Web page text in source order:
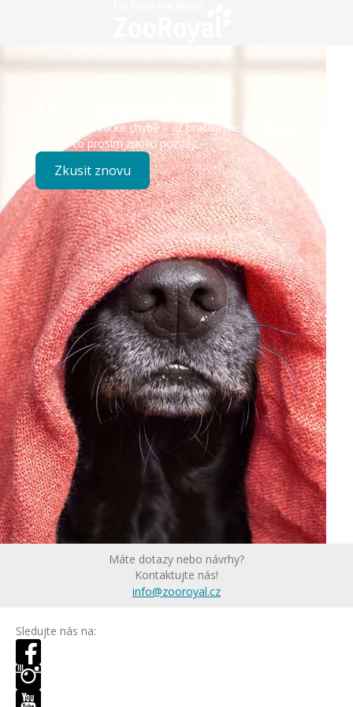
Došlo k technické chybě – již pracujeme na opravě.
Zkuste to prosím znovu později.
Zkusit znovu
Máte dotazy nebo návrhy?
Kontaktujte nás!
info@zooroyal.cz
Sledujte nás na: